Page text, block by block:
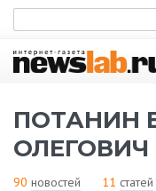
ПОТАНИН
ОЛЕГОВИЧ
90 новостей 11 статей